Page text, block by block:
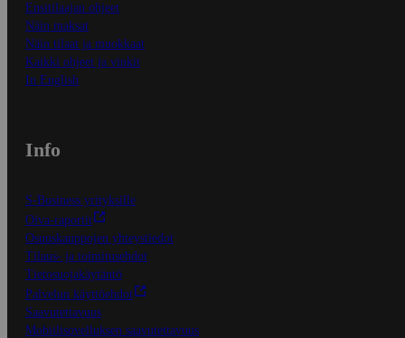
Ensitilaajan ohjeet
Näin maksat
Näin tilaat ja muokkaat
Kaikki ohjeet ja vinkit
In English
Info
S-Business yrityksille
Oiva-raportit
Osuuskauppojen yhteystiedot
Tilaus- ja toimitusehdot
Tietosuojakäytäntö
Palvelun käyttöehdot
Saavutettavuus
Mobiilisovelluksen saavutettavuus